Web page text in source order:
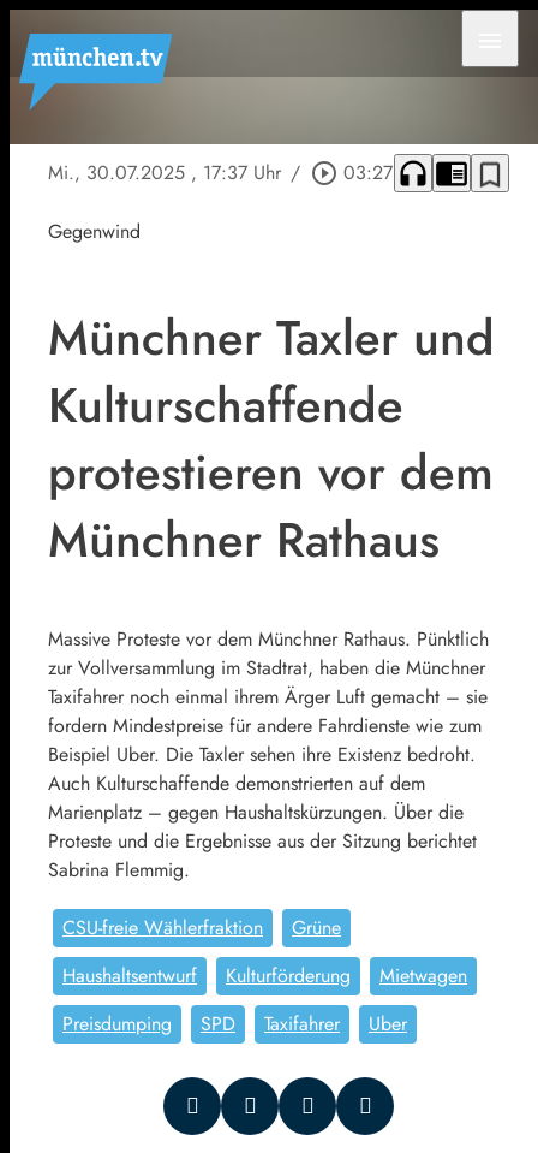
Mi., 30.07.2025 , 17:37 Uhr / play_circle_outline 03:27 headphones chrome_reader_mode bookmark_border
Gegenwind
Münchner Taxler und
Kulturschaffende
protestieren vor dem
Münchner Rathaus
Massive Proteste vor dem Münchner Rathaus. Pünktlich
zur Vollversammlung im Stadtrat, haben die Münchner
Taxifahrer noch einmal ihrem Ärger Luft gemacht – sie
fordern Mindestpreise für andere Fahrdienste wie zum
Beispiel Uber. Die Taxler sehen ihre Existenz bedroht.
Auch Kulturschaffende demonstrierten auf dem
Marienplatz – gegen Haushaltskürzungen. Über die
Proteste und die Ergebnisse aus der Sitzung berichtet
Sabrina Flemmig.
CSU-freie Wählerfraktion
Grüne
Haushaltsentwurf
Kulturförderung
Mietwagen
Preisdumping
SPD Taxifahrer Uber